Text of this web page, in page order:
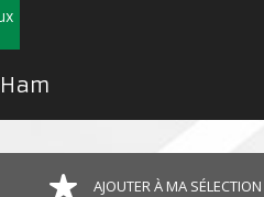
AJOUTER À MA SÉLECTION